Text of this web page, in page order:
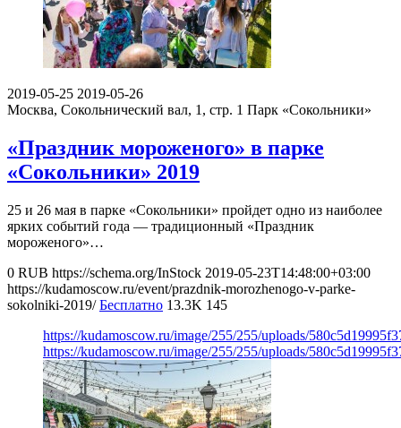
2019-05-25 2019-05-26
Москва, Сокольнический вал, 1, стр. 1 Парк «Сокольники»
«Праздник мороженого» в парке
«Сокольники» 2019
25 и 26 мая в парке «Сокольники» пройдет одно из наиболее
ярких событий года — традиционный «Праздник
мороженого»…
0 RUB https://schema.org/InStock 2019-05-23T14:48:00+03:00
https://kudamoscow.ru/event/prazdnik-morozhenogo-v-parke-
sokolniki-2019/ Бесплатно 13.3K 145
https://kudamoscow.ru/image/255/255/uploads/
https://kudamoscow.ru/image/255/255/uploads/